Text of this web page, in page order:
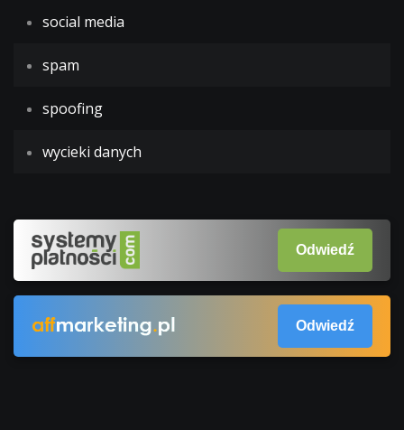
social media
spam
spoofing
wycieki danych
Odwiedź
Odwiedź